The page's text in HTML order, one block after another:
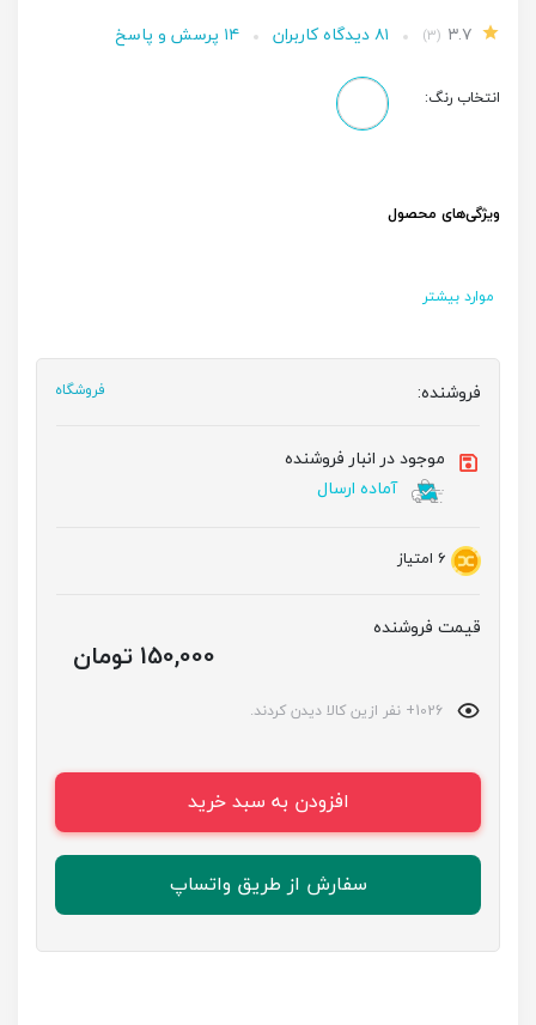
(۳) ۸۱ دیدگاه کاربران ۱۴ پرسش و پاسخ
انتخاب رنگ:
ویژگی‌های محصول
موارد بیشتر
فروشنده: فروشگاه
موجود در انبار فروشنده
آماده ارسال
6 امتیاز
قیمت فروشنده
150,000 تومان
افزودن به سبد خرید
سفارش از طریق واتساپ